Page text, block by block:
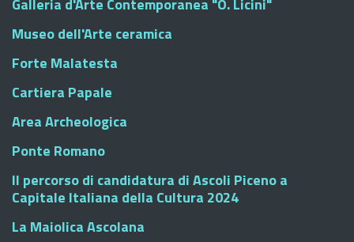
Museo dell'Arte ceramica
Forte Malatesta
Cartiera Papale
Area Archeologica
Ponte Romano
Il percorso di candidatura di Ascoli Piceno a
Capitale Italiana della Cultura 2024
La Maiolica Ascolana